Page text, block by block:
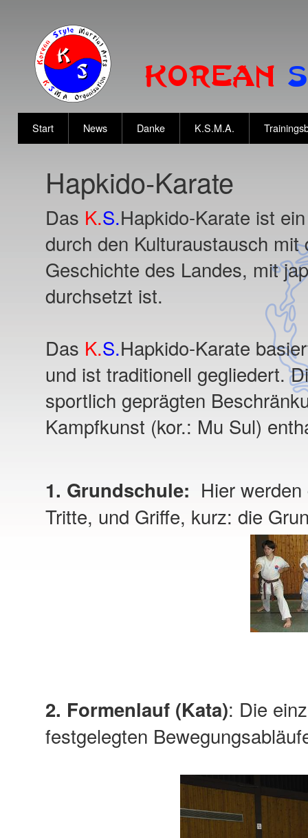
Start News Danke K.S.M.A.
Hapkido-Karate
Das K.S.Hapkido-Karate ist
durch den Kulturaustausch
Geschichte des Landes, mit
durchsetzt ist.
Das K.S.Hapkido-Karate
und ist traditionell gegliedert.
sportlich geprägten
Kampfkunst (kor.: Mu Sul)
1. Grundschule: Hier
Tritte, und Griffe, kurz: die
2. Formenlauf (Kata): Die
festgelegten